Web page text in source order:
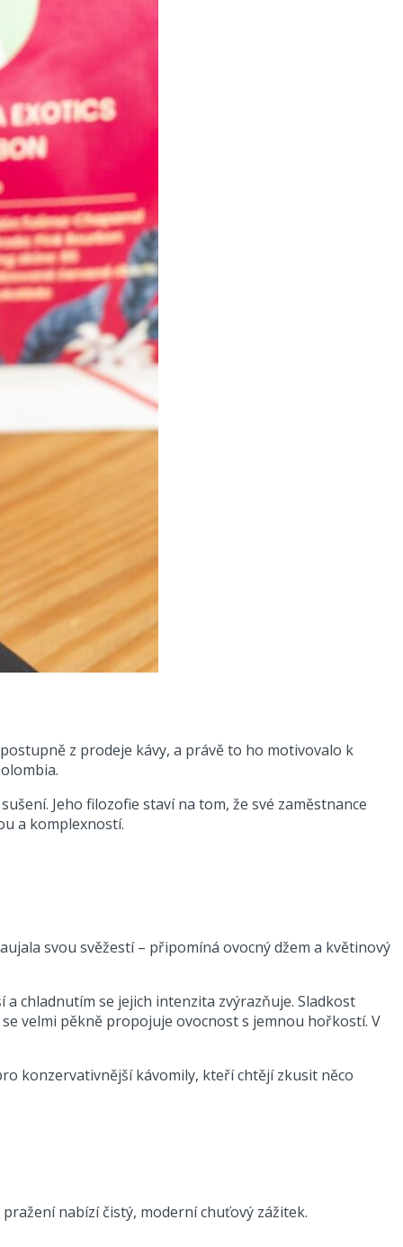
z prodeje kávy, a právě to ho motivovalo k
Jeho filozofie staví na tom, že své zaměstnance
a komplexností.
svou svěžestí – připomíná ovocný džem a květinový
chladnutím se jejich intenzita zvýrazňuje. Sladkost
velmi pěkně propojuje ovocnost s jemnou hořkostí. V
konzervativnější kávomily, kteří chtějí zkusit něco
nabízí čistý, moderní chuťový zážitek.